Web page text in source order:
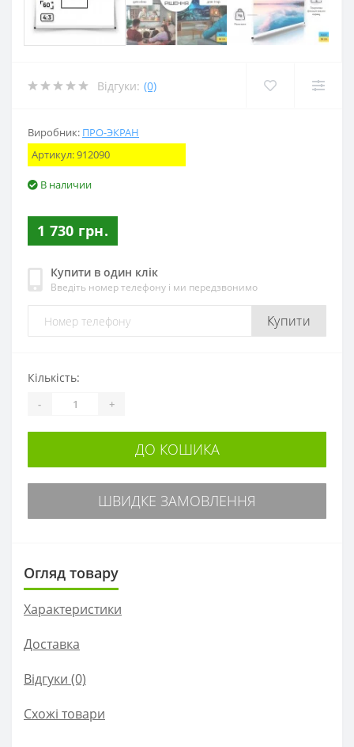
Відгуки: (0)
Виробник: ПРО-ЭКРАН
Артикул:912090
В наличии
1 730 грн.
Купити в один клік
Введіть номер телефону і ми передзвонимо
Купити
Кількість:
- +
ДО КОШИКА
ШВИДКЕ ЗАМОВЛЕННЯ
Огляд товару
Характеристики
Доставка
Відгуки (0)
Схожі товари